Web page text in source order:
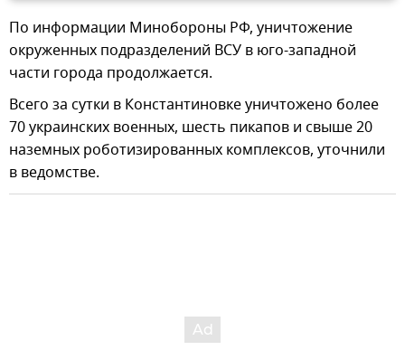
По информации Минобороны РФ, уничтожение
окруженных подразделений ВСУ в юго-западной
части города продолжается.
Всего за сутки в Константиновке уничтожено более
70 украинских военных, шесть пикапов и свыше 20
наземных роботизированных комплексов, уточнили
в ведомстве.